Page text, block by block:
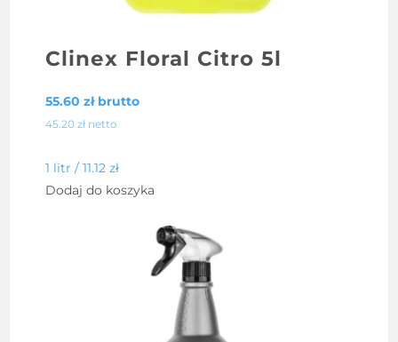
Clinex Floral Citro 5l
55.60złbrutto
45.20zł netto
1 litr / 11.12zł
Dodaj do koszyka